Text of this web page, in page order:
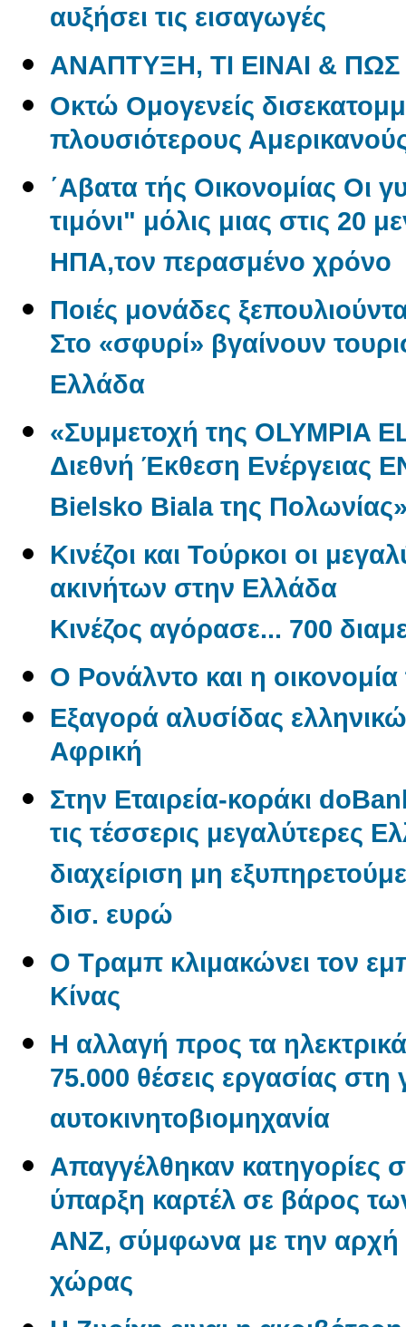
αυξήσει τις εισαγωγές
ΑΝΑΠΤΥΞΗ, ΤΙ ΕΙΝΑΙ &
Oκτώ Ομογενείς
πλουσιότερους
΄Αβατα τής Οικονομίας Οι
τιμόνι" μόλις μιας στις 20
ΗΠΑ,τον περασμένο χρόνο
Ποιές μονάδες
Στο «σφυρί» βγαίνουν
Ελλάδα
«Συμμετοχή της OLYMPIA
Διεθνή Έκθεση Ενέργειας
Bielsko Biala της
Κινέζοι και Τούρκοι οι
ακινήτων στην Ελλάδα
Κινέζος αγόρασε... 700
O Ρονάλντο και η
Εξαγορά αλυσίδας
Αφρική
Στην Εταιρεία-κοράκι
τις τέσσερις μεγαλύτερες
διαχείριση μη
δισ. ευρώ
Ο Τραμπ κλιμακώνει τον
Κίνας
Η αλλαγή προς τα ηλεκτρικά
75.000 θέσεις εργασίας στη
αυτοκινητοβιομηχανία
Απαγγέλθηκαν κατηγορίες
ύπαρξη καρτέλ σε βάρος
ANZ, σύμφωνα με την αρχή
χώρας